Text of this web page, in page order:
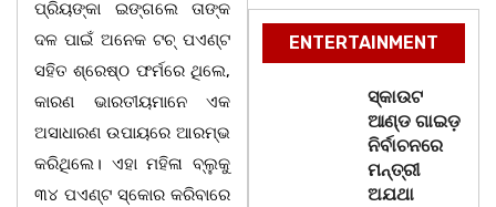
ପ୍ରିୟଙ୍କା ଇଙ୍ଗଲେ ତାଙ୍କ
ଦଳ ପାଇଁ ଅନେକ ଟଚ୍ ପଏଣ୍ଟ
ସହିତ ଶ୍ରେଷ୍ଠ ଫର୍ମରେ ଥିଲେ,
କାରଣ ଭାରତୀୟମାନେ ଏକ
ଅସାଧାରଣ ଉପାୟରେ ଆରମ୍ଭ
କରିଥିଲେ। ଏହା ମହିଳା ବ୍ଲୁକୁ
୩୪ ପଏଣ୍ଟ ସ୍କୋର କରିବାରେ
ENTERTAINMENT
ସ୍କାଉଟ
ଆଣ୍ଡ ଗାଇଡ଼
ନିର୍ବାଚନରେ
ମନ୍ତ୍ରୀ
ଅଯଥା